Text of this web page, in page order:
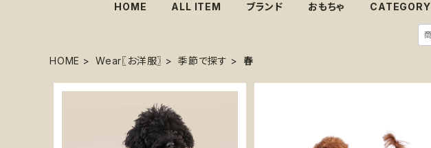
HOME ALL ITEM ブランド おもちゃ CATEGORY
HOME Wear〖お洋服〗 季節で探す 春